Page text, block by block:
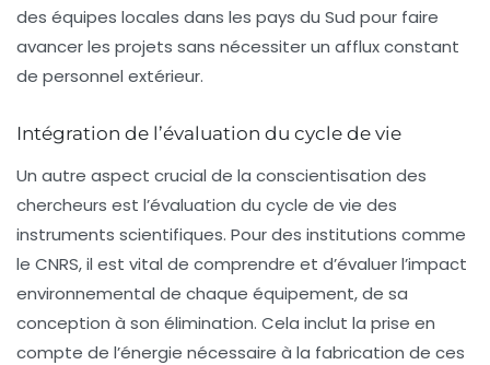
des équipes locales dans les pays du Sud pour faire
avancer les projets sans nécessiter un afflux constant
de personnel extérieur.
Intégration de l’évaluation du cycle de vie
Un autre aspect crucial de la conscientisation des
chercheurs est l’évaluation du cycle de vie des
instruments scientifiques. Pour des institutions comme
le CNRS, il est vital de comprendre et d’évaluer l’impact
environnemental de chaque équipement, de sa
conception à son élimination. Cela inclut la prise en
compte de l’énergie nécessaire à la fabrication de ces